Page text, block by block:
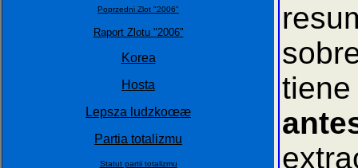
Poprzedni Zlot "2006"
Raport Zlotu "2006"
Korea
Hosta
Lepsza ludzkoœæ
Partia totalizmu
Statut partii totalizmu